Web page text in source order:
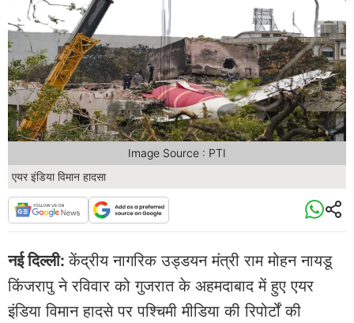
एयर इंडिया विमान हादसा
Image Source : PTI
नई दिल्ली:केंद्रीय नागरिक उड्डयन मंत्री राम मोहन नायडू
किंजरापु ने रविवार को गुजरात के अहमदाबाद में हुए एयर
इंडिया विमान हादसे पर पश्चिमी मीडिया की रिपोर्टों की